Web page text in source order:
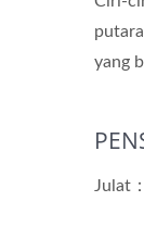
yang
Julat